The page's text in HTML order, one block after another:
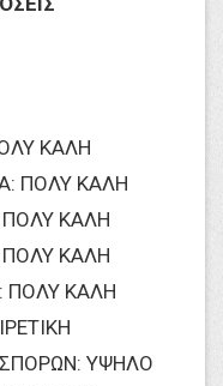
ΚΑΛΗ
ΠΟΛΥ ΚΑΛΗ
ΚΑΛΗ
ΚΑΛΗ
ΠΟΛΥ ΚΑΛΗ
ΥΨΗΛΟ